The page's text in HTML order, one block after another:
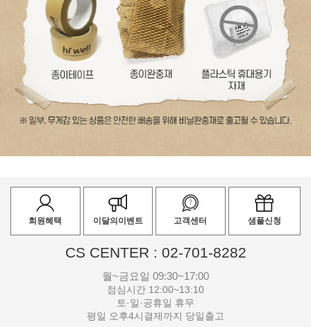
회원혜택 이달의이벤트 고객센터 샘플신청
CS CENTER : 02-701-8282
월~금요일 09:30~17:00
점심시간 12:00~13:10
토·일·공휴일 휴무
평일 오후4시결제까지 당일출고